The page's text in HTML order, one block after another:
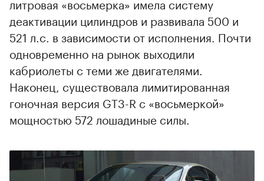
деактивации цилиндров и развивала 500 и
521 л.с. в зависимости от исполнения. Почти
одновременно на рынок выходили
кабриолеты с теми же двигателями.
Наконец, существовала лимитированная
гоночная версия GT3-R с «восьмеркой»
мощностью 572 лошадиные силы.